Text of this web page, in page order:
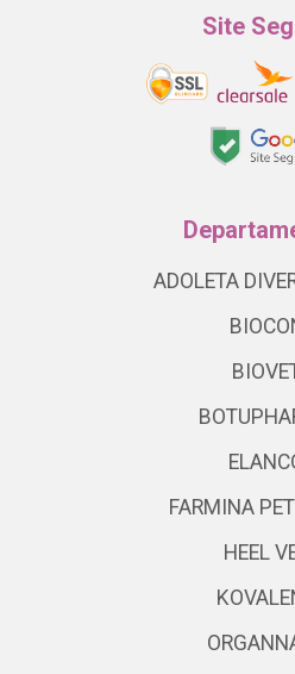
Site
ADOLETA
FARMINA
HEEL